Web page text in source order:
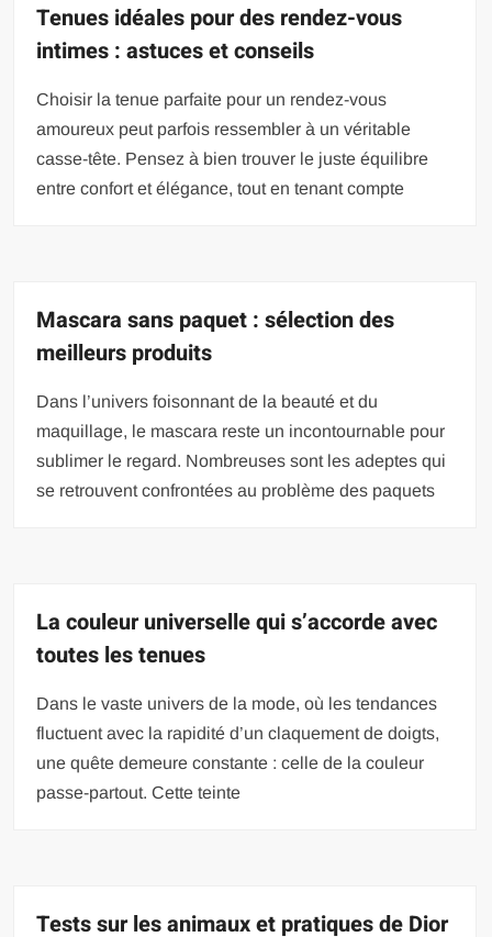
Tenues idéales pour des rendez-vous
intimes : astuces et conseils
Choisir la tenue parfaite pour un rendez-vous
amoureux peut parfois ressembler à un véritable
casse-tête. Pensez à bien trouver le juste équilibre
entre confort et élégance, tout en tenant compte
Mascara sans paquet : sélection des
meilleurs produits
Dans l’univers foisonnant de la beauté et du
maquillage, le mascara reste un incontournable pour
sublimer le regard. Nombreuses sont les adeptes qui
se retrouvent confrontées au problème des paquets
La couleur universelle qui s’accorde avec
toutes les tenues
Dans le vaste univers de la mode, où les tendances
fluctuent avec la rapidité d’un claquement de doigts,
une quête demeure constante : celle de la couleur
passe-partout. Cette teinte
Tests sur les animaux et pratiques de Dior